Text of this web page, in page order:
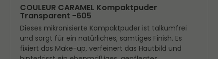
COULEUR CARAMEL Kompaktpuder
Transparent -605
Dieses mikronisierte Kompaktpuder ist talkumfrei
und sorgt für ein natürliches, samtiges Finish. Es
fixiert das Make-up, verfeinert das Hautbild und